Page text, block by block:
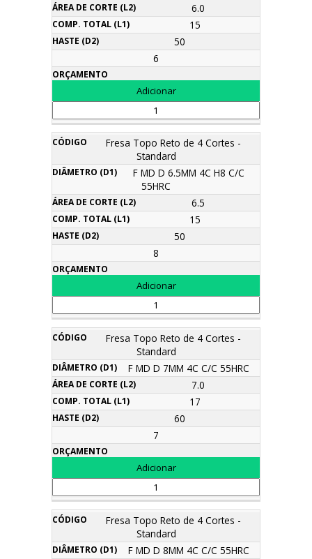
6.0
15
50
6
Fresa Topo Reto de 4 Cortes -
Standard
F MD D 6.5MM 4C H8 C/C
55HRC
6.5
15
50
8
Fresa Topo Reto de 4 Cortes -
Standard
F MD D 7MM 4C C/C 55HRC
7.0
17
60
7
Fresa Topo Reto de 4 Cortes -
Standard
F MD D 8MM 4C C/C 55HRC